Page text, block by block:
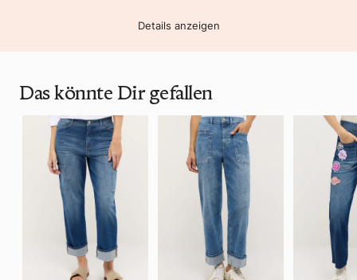
Details anzeigen
Das könnte Dir gefallen